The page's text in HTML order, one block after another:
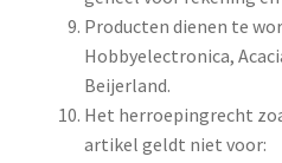
Producten dienen te
Hobbyelectronica,
Beijerland.
Het herroepingrecht
artikel geldt niet voor: